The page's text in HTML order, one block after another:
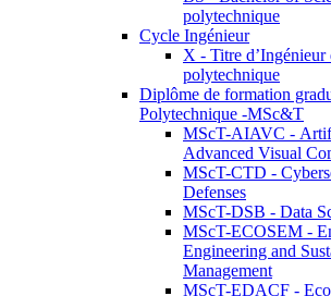
polytechnique
Cycle Ingénieur
X - Titre d’Ingénieur
polytechnique
Diplôme de formation
Polytechnique -MSc&T
MScT-AIAVC -
Advanced Visual
MScT-CTD -
Defenses
MScT-DSB - Data
MScT-ECOSEM -
Engineering and
Management
MScT-EDACF -